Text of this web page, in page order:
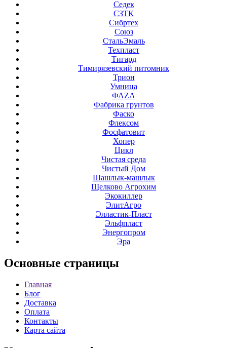
Седек
СЗТК
Сибртех
Союз
СтальЭмаль
Техпласт
Тигард
Тимирязевский питомник
Трион
Умница
ФАZА
Фабрика грунтов
Фаско
Флексом
Фосфатовит
Хопер
Цикл
Чистая среда
Чистый Дом
Шашлык-машлык
Щелково Агрохим
Экокиллер
ЭлитАгро
Элластик-Пласт
Эльфпласт
Энергопром
Эра
Основные страницы
Главная
Блог
Доставка
Оплата
Контакты
Карта сайта